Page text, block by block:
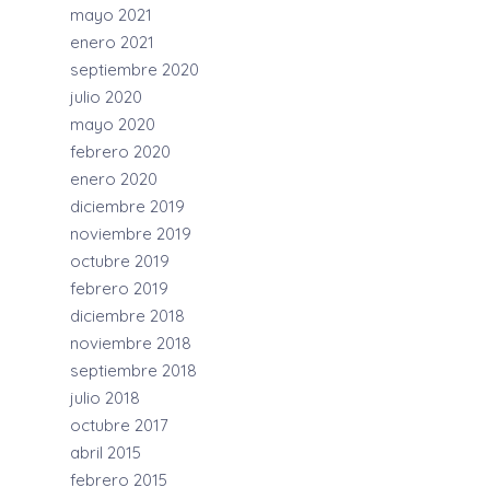
mayo 2021
enero 2021
septiembre 2020
julio 2020
mayo 2020
febrero 2020
enero 2020
diciembre 2019
noviembre 2019
octubre 2019
febrero 2019
diciembre 2018
noviembre 2018
septiembre 2018
julio 2018
octubre 2017
abril 2015
febrero 2015